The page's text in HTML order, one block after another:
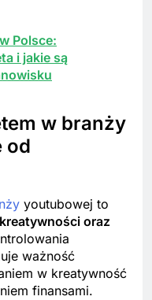
Polsce:
i jakie są
w branży
od
youtubowej to
kreatywności oraz
ważność
w kreatywność
finansami.